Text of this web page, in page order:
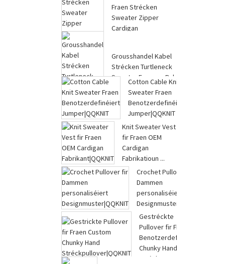
Fraen Strécken
Sweater Zipper
Cardigan
Grousshandel Kabel
Strécken Turtleneck
Sweater Fraen an Bul
Cotton Cable Knit
Sweater Fraen
Benotzerdefinéiert
Jumper|QQKNIT
Knit Sweater Vest
fir Fraen OEM
Cardigan
Fabrikatioun ...
Crochet Pullover fir
Dammen
personaliséiert
Designmuster|QQKNIT
Gestréckte
Pullover fir Fraen
Benotzerdefinéiert
Chunky Hand
Strécken Pu ...